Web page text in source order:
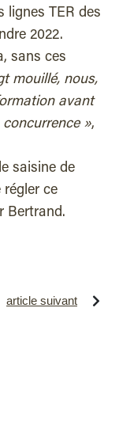
lignes TER des
2022.
sans ces
mouillé, nous,
avant
concurrence »,
saisine de
régler ce
Bertrand.
article suivant